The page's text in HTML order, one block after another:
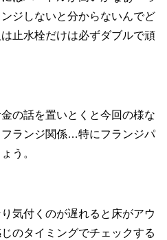
ジしないと分からないんでど
止水栓だけは必ずダブルで頑
の話を置いとくと今回の様な
ランジ関係…特にフランジパ
う。
気付くのが遅れると床がアウ
のタイミングでチェックする